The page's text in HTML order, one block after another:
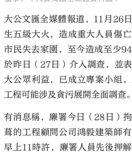
大公文匯全媒體報道，11月26
生五級大火，造成重大人員傷
市民失去家園，至今造成至少
於昨日（27日）介入調查，並
大公眾利益，已成立專案小組
工程可能涉及貪污展開全面調查。
有消息稱，廉署今日（28日）
葺的工程顧問公司鴻毅建築師有
早上11時許，廉署人員先後押